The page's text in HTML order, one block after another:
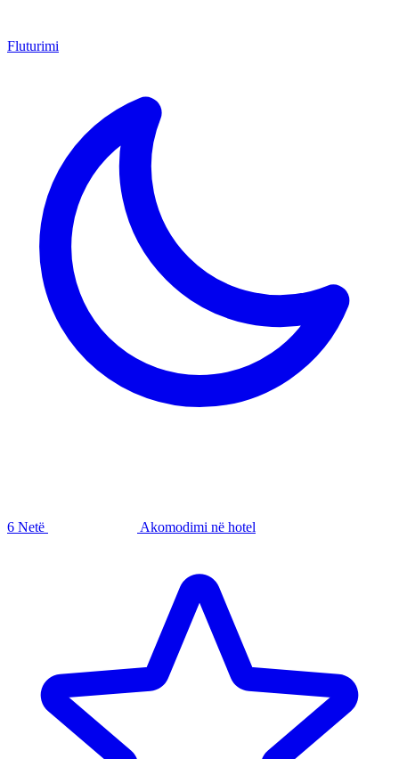
Fluturimi
6 Netë Akomodimi në hotel